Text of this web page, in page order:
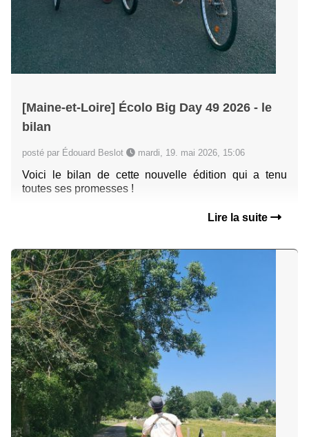
[Maine-et-Loire] Écolo Big Day 49 2026 - le
bilan
posté par Édouard Beslot mardi, 19. mai 2026, 15:06
Voici le bilan de cette nouvelle édition qui a tenu
toutes ses promesses !
Lire la suite